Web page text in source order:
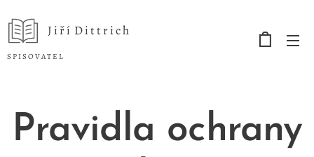
J i ř í D i t t r i c h
S P I S O V A T E L
Pravidla ochrany